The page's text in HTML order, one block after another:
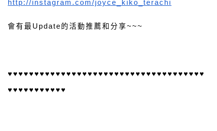
http://instagram.com/joyce_kiko_terachi
會有最Update的活動推薦和分享~~~
♥♥♥♥♥♥♥♥♥♥♥♥♥♥♥♥♥♥♥♥♥♥♥♥♥♥♥♥♥♥♥♥♥♥♥♥♥
♥♥♥♥♥♥♥♥♥♥♥